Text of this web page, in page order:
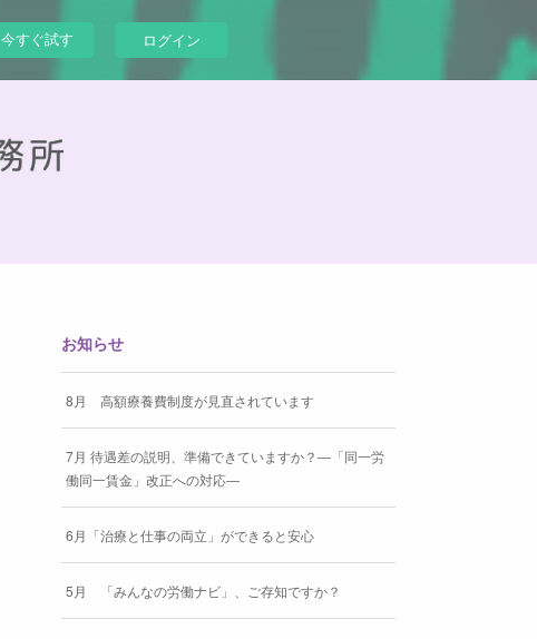
今すぐ試す ログイン
お知らせ
8月 高額療養費制度が見直されています
7月 待遇差の説明、準備できていますか？―「同一労
働同一賃金」改正への対応―
6月「治療と仕事の両立」ができると安心
5月 「みんなの労働ナビ」、ご存知ですか？